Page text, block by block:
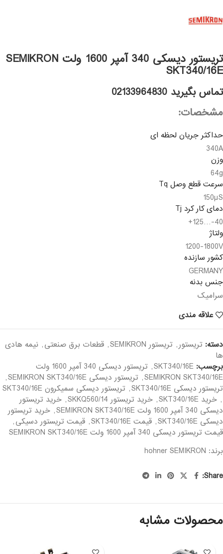
تریستور دیسکی 340 آمپر 1600 ولت SEMIKRON
SKT340/16E
تماس بگیرید 02133964830
مشخصات:
حداکثر جریان لحظه ای
340A
وزن
64g
سرعت قطع وصل Tq
150µS
دمای کار کرد Tj
40-…125+
ولتاژ
1200-1800V
کشور سازنده
GERMANY
جنس بدنه
سرامیک
علاقه مندی
دسته: تریستور, تریستور SEMIKRON , قطعات برق صنعتی, نیمه هادی
ها
برچسب: SKT340/16E
,
تریستور دیسکی 340 آمپر 1600 ولت
SEMIKRON SKT340/16E
, تریستور دیسکی SEMIKRON SKT340/16E
,
تریستور دیسکی SKT340/16E
, تریستور دیسکی سمیکرون SKT340/16E
, خرید SKT340/16E , خرید تریستور SKKQ560/14 , خرید تریستور
دیسکی 340 آمپر 1600 ولت SEMIKRON SKT340/16E
, خرید تریستور
دیسکی SKT340/16E
, قیمت SKT340/16E , قیمت تریستور دسیکی,
قیمت تریستور دیسکی 340 آمپر 1600 ولت SEMIKRON SKT340/16E
برند: hohner SEMIKRON
Share:
محصولات مشابه